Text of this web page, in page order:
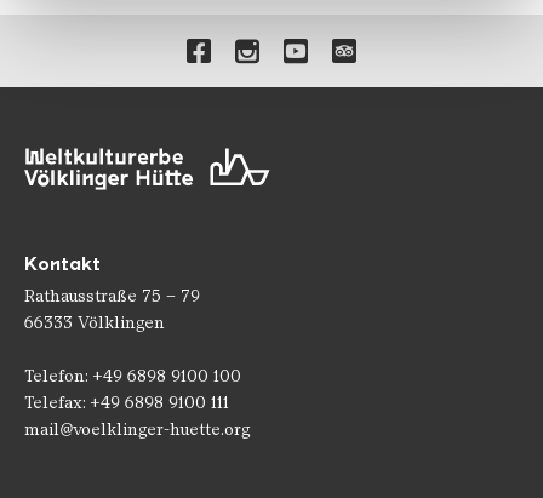
Verlinkungen zu unseren
Kontakt
Rathausstraße 75 – 79
66333 Völklingen
Telefon: +49 6898 9100 100
Telefax: +49 6898 9100 111
mail@voelklinger-huette.org